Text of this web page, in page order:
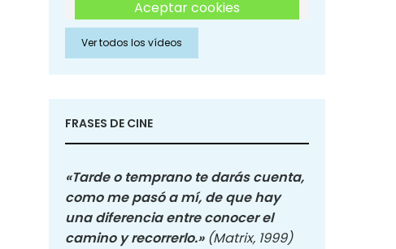
Aceptar cookies
Aceptar cookies de Redes
Sociales
Ver todos los vídeos
FRASES DE CINE
«Tarde o temprano te darás cuenta,
como me pasó a mí, de que hay
una diferencia entre conocer el
camino y recorrerlo.» (Matrix, 1999)